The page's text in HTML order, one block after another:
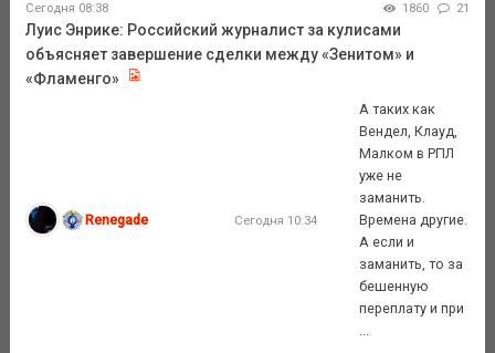
Сегодня 08:38 1860 21
Луис Энрике: Российский журналист за кулисами
объясняет завершение сделки между «Зенитом» и
«Фламенго»
Renegade Сегодня 10:34
А таких как
Вендел, Клауд,
Малком в РПЛ
уже не
заманить.
Времена другие.
А если и
заманить, то за
бешенную
переплату и при